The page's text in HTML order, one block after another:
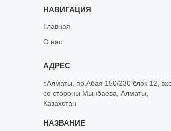
НАВИГАЦИЯ
Главная
О нас
г.Алматы, пр.Абая 150/230 блок 12,
со стороны Мынбаева, Алматы,
Казахстан